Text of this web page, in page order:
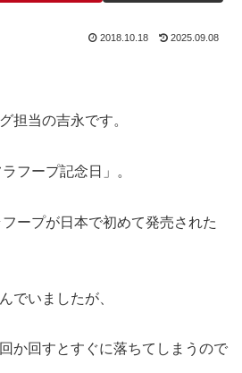
2018.10.18 2025.09.08
担当の吉永です。
フープ記念日」。
ープが日本で初めて発売された
でいましたが、
か回すとすぐに落ちてしまうので